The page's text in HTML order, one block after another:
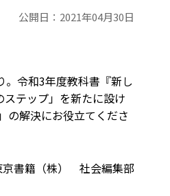
公開日： 2021年04月30日
令和3年度教科書『新し
テップ」を新たに設け
の解決にお役立てくださ
京書籍（株） 社会編集部